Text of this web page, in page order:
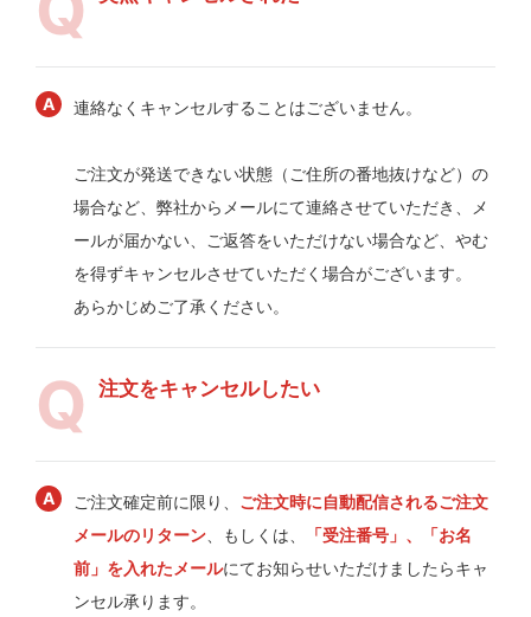
連絡なくキャンセルすることはございません。
ご注文が発送できない状態（ご住所の番地抜けなど）の
場合など、弊社からメールにて連絡させていただき、メ
ールが届かない、ご返答をいただけない場合など、やむ
を得ずキャンセルさせていただく場合がございます。
あらかじめご了承ください。
注文をキャンセルしたい
ご注文確定前に限り、 ご注文時に自動配信されるご注文
メールのリターン、もしくは、
「受注番号」、「お名
前」を入れたメールにてお知らせいただけましたらキャ
ンセル承ります。